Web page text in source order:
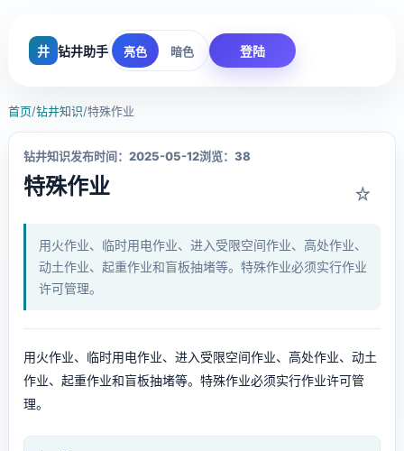
井 钻井助手 亮色 暗色 登陆
首页/钻井知识/特殊作业
钻井知识发布时间：2025-05-12浏览：38
特殊作业 ☆
用火作业、临时用电作业、进入受限空间作业、高处作业、
动土作业、起重作业和盲板抽堵等。特殊作业必须实行作业
许可管理。
用火作业、临时用电作业、进入受限空间作业、高处作业、动土
作业、起重作业和盲板抽堵等。特殊作业必须实行作业许可管
理。